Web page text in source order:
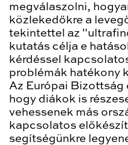
megválaszolni,
közlekedőkre a
tekintettel az
kutatás célja e
kérdéssel
problémák hatékony
Az Európai Bizottság
hogy diákok is
vehessenek más
kapcsolatos
segítségünkre